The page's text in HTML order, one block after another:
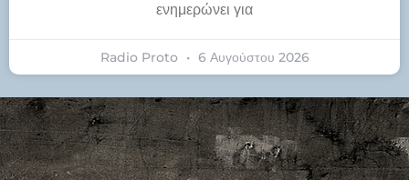
ενημερώνει για
Radio Proto 6 Αυγούστου 2026